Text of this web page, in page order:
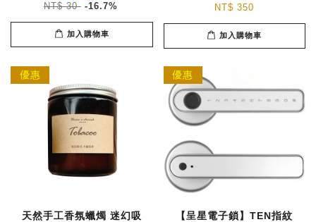
NT$ 30 -16.7%
加入購物車
NT$ 350
加入購物車
優惠
天然手工香氛蠟燭 迷幻吸
優惠
【呈星電子鎖】TEN指紋